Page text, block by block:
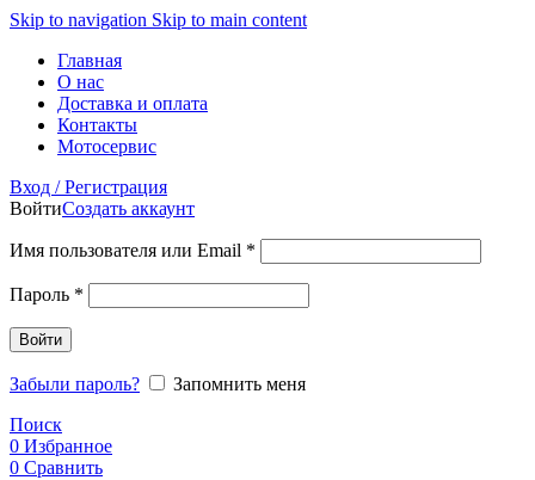
Skip to navigation Skip to main content
Главная
О нас
Доставка и оплата
Контакты
Мотосервис
Вход / Регистрация
ВойтиСоздать аккаунт
Имя пользователя или Email *
Пароль *
Войти
Забыли пароль?
Запомнить меня
Поиск
0 Избранное
0 Сравнить